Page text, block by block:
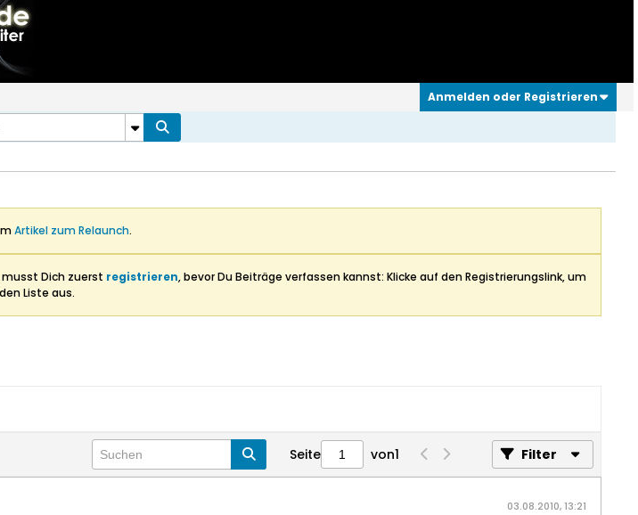
Anmelden oder Registrieren
Artikel zum Relaunch.
musst Dich zuerst registrieren, bevor Du Beiträge verfassen kannst: Klicke auf den Registrierungslink, um
Liste aus.
Seite von1 Filter
03.08.2010, 13:21